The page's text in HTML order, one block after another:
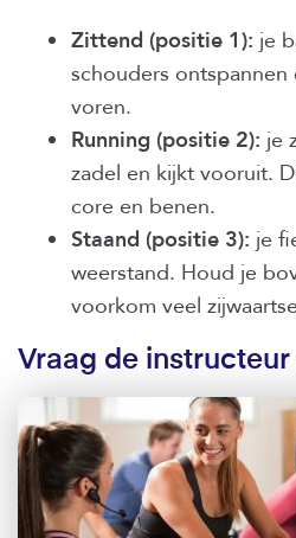
Zittend (positie 1): je
schouders
voren.
Running (positie 2): je
zadel en kijkt vooruit.
core en benen.
Staand (positie 3): je
weerstand. Houd je
voorkom veel
Vraag de